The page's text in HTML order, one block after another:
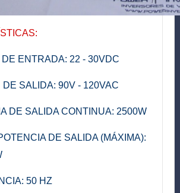
:
DE ENTRADA: 22 - 30VDC
DE SALIDA: 90V - 120VAC
DE SALIDA CONTINUA: 2500W
DE SALIDA (MÁXIMA):
: 50 HZ